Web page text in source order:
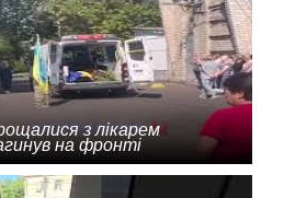
з лікарем
на фронті